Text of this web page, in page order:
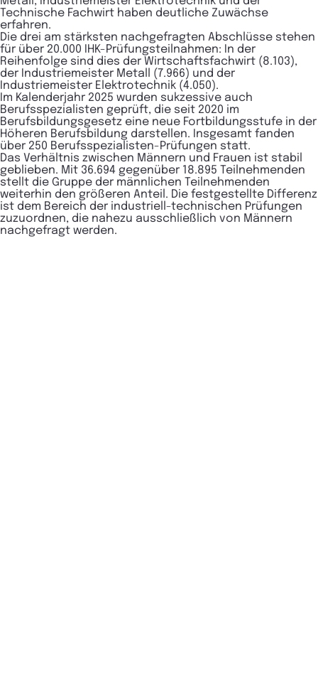
Technische Fachwirt haben deutliche Zuwächse
erfahren.
Die drei am stärksten nachgefragten Abschlüsse stehen
für über 20.000 IHK-Prüfungsteilnahmen: In der
Reihenfolge sind dies der Wirtschaftsfachwirt (8.103),
der Industriemeister Metall (7.966) und der
Industriemeister Elektrotechnik (4.050).
Im Kalenderjahr 2025 wurden sukzessive auch
Berufsspezialisten geprüft, die seit 2020 im
Berufsbildungsgesetz eine neue Fortbildungsstufe in der
Höheren Berufsbildung darstellen. Insgesamt fanden
über 250 Berufsspezialisten-Prüfungen statt.
Das Verhältnis zwischen Männern und Frauen ist stabil
geblieben. Mit 36.694 gegenüber 18.895 Teilnehmenden
stellt die Gruppe der männlichen Teilnehmenden
weiterhin den größeren Anteil. Die festgestellte Differenz
ist dem Bereich der industriell-technischen Prüfungen
zuzuordnen, die nahezu ausschließlich von Männern
nachgefragt werden.